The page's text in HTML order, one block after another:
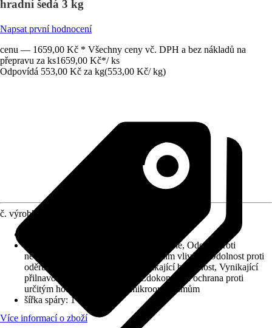
hradní šedá 3 kg
Napsat první hodnocení
cenu — 1659,00 Kč * Všechny ceny vč. DPH a bez nákladů na
přepravu za ks1659,00 Kč*/ ks
Odpovídá 553,00 Kč za kg(553,00 Kč/ kg)
č. výrobku
Jemný povrch, Mrazuvzdorné, Odolné proti
nečistotám, Odolný vůči povětrnostním vlivům, Odolnost proti
oděru, Stabilní, Voděodolné, Vynikající barevnost, Vynikající
přilnavost, Vysoce zatížitelné, Zdokonalená ochrana proti
určitým houbovým plísním/mikroorganismům
šířka spáry: 1 mm
Více informací o zboží